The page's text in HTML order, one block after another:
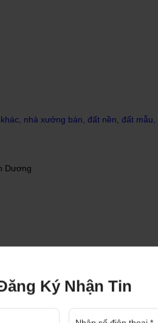
nhà xưởng bán, đất nền, đất
Dương
nghiệp Bình
tiềm năng để
Dương
Ngày 29
Ký Nhận Tin